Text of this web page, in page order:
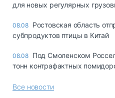
для новых регулярных
08.08 Ростовская область
субпродуктов птицы в Китай
08.08 Под Смоленском
тонн контрафактных
Все новости